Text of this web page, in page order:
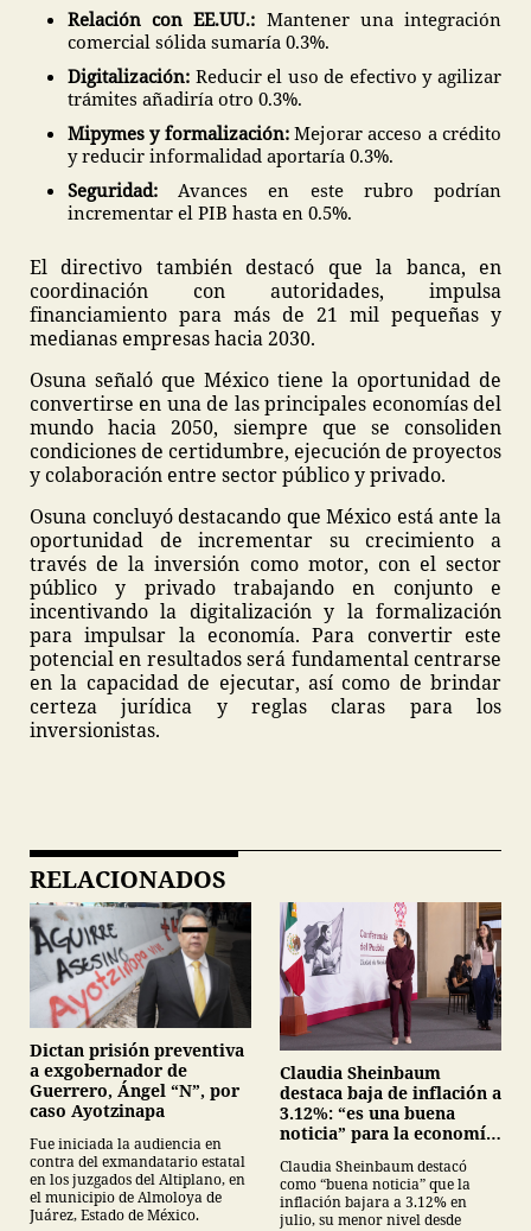
Relación con EE.UU.: Mantener una integración
comercial sólida sumaría 0.3%.
Digitalización: Reducir el uso de efectivo y agilizar
trámites añadiría otro 0.3%.
Mipymes y formalización:Mejorar acceso a crédito
y reducir informalidad aportaría 0.3%.
Seguridad: Avances en este rubro podrían
incrementar el PIB hasta en 0.5%.
El directivo también destacó que la banca, en
coordinación con autoridades, impulsa
financiamiento para más de 21 mil pequeñas y
medianas empresas hacia 2030.
Osuna señaló que México tiene la oportunidad de
convertirse en una de las principales economías del
mundo hacia 2050, siempre que se consoliden
condiciones de certidumbre, ejecución de proyectos
y colaboración entre sector público y privado.
Osuna concluyó destacando que México está ante la
oportunidad de incrementar su crecimiento a
través de la inversión como motor, con el sector
público y privado trabajando en conjunto e
incentivando la digitalización y la formalización
para impulsar la economía. Para convertir este
potencial en resultados será fundamental centrarse
en la capacidad de ejecutar, así como de brindar
certeza jurídica y reglas claras para los
inversionistas.
RELACIONADOS
Dictan prisión preventiva
a exgobernador de
Guerrero, Ángel “N”, por
caso Ayotzinapa
Fue iniciada la audiencia en
contra del exmandatario estatal
en los juzgados del Altiplano, en
el municipio de Almoloya de
Juárez, Estado de México.
Claudia Sheinbaum
destaca baja de inflación a
3.12%: “es una buena
noticia” para la economía
Claudia Sheinbaum destacó
como “buena noticia” que la
inflación bajara a 3.12% en
julio, su menor nivel desde